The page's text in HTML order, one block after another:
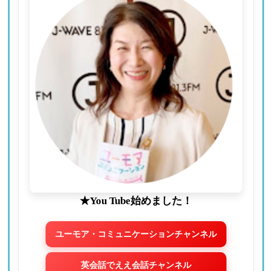
★You Tube始めました！
ユーモア・コミュニケーションチャンネル
英会話でええ会話チャンネル